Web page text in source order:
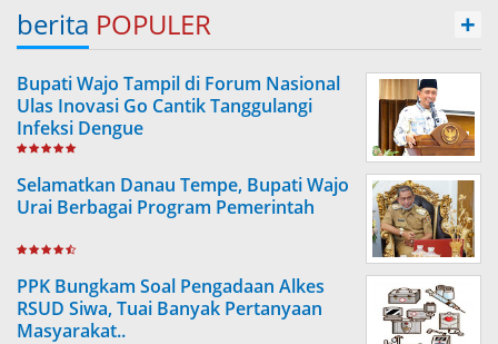
berita POPULER +
Bupati Wajo Tampil di Forum Nasional
Ulas Inovasi Go Cantik Tanggulangi
Infeksi Dengue
Selamatkan Danau Tempe, Bupati Wajo
Urai Berbagai Program Pemerintah
PPK Bungkam Soal Pengadaan Alkes
RSUD Siwa, Tuai Banyak Pertanyaan
Masyarakat..